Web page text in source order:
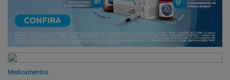
Medicamentos